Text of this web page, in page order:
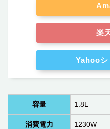
楽
Yahooシ
容量 ‎1.8L
消費電力 ‎1230W